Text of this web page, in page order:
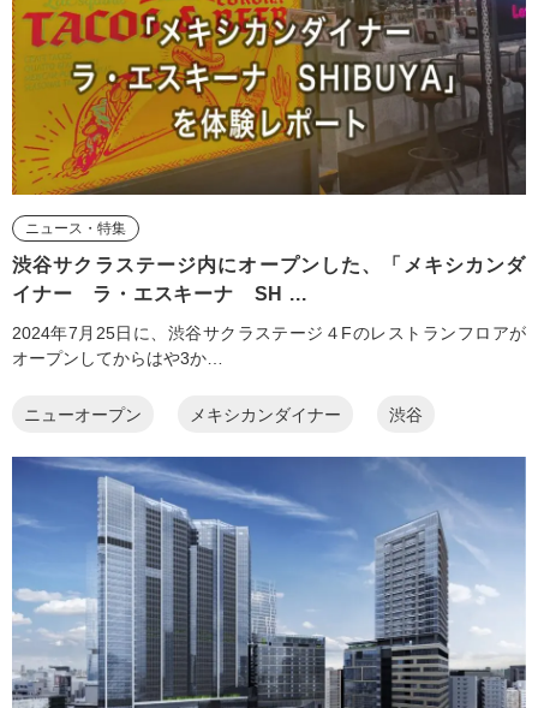
ニュース・特集
渋谷サクラステージ内にオープンした、「メキシカンダ
イナー ラ・エスキーナ SH ...
2024年7月25日に、渋谷サクラステージ４Fのレストランフロアが
オープンしてからはや3か…
ニューオープン メキシカンダイナー 渋谷